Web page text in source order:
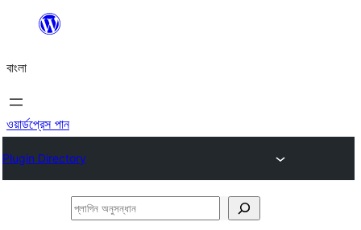
যান
বাংলা
ওয়ার্ডপ্রেস পান
Plugin Directory
প্লাগিন